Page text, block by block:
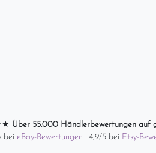
Über 55.000 Händlerbewertungen auf
bei eBay-Bewertungen · 4,9/5 bei Etsy-